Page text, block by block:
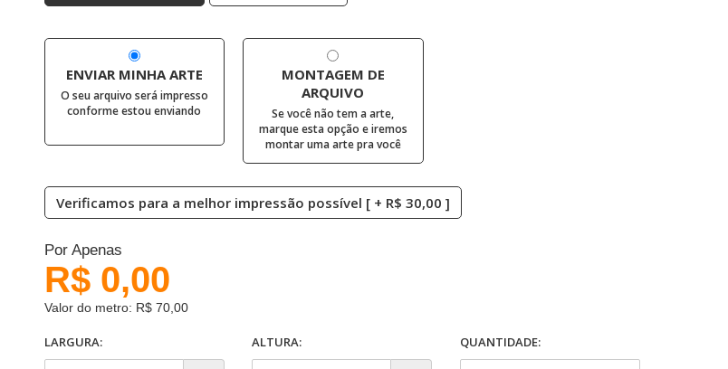
ENVIAR MINHA ARTE
O seu arquivo será impresso
conforme estou enviando
MONTAGEM DE
ARQUIVO
Se você não tem a arte,
marque esta opção e iremos
montar uma arte pra você
Verificamos para a melhor impressão possível [ + R$ 30,00 ]
Por Apenas
R$ 0,00
Valor do metro: R$ 70,00
LARGURA: ALTURA: QUANTIDADE: